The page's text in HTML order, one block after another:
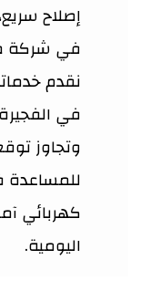
إصلاح
في شركة
نقدم
في
وتجاوز
للمساعدة
كهربائي
اليومية.